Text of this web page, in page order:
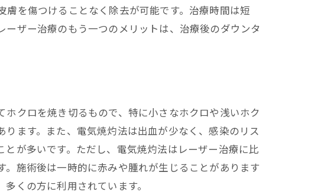
注意点
手順
を傷つけることなく除去が可能です。治療時間は短
ザー治療のもう一つのメリットは、治療後のダウンタ
クロを焼き切るもので、特に小さなホクロや浅いホク
ます。また、電気焼灼法は出血が少なく、感染のリス
が多いです。ただし、電気焼灼法はレーザー治療に比
施術後は一時的に赤みや腫れが生じることがあります
くの方に利用されています。